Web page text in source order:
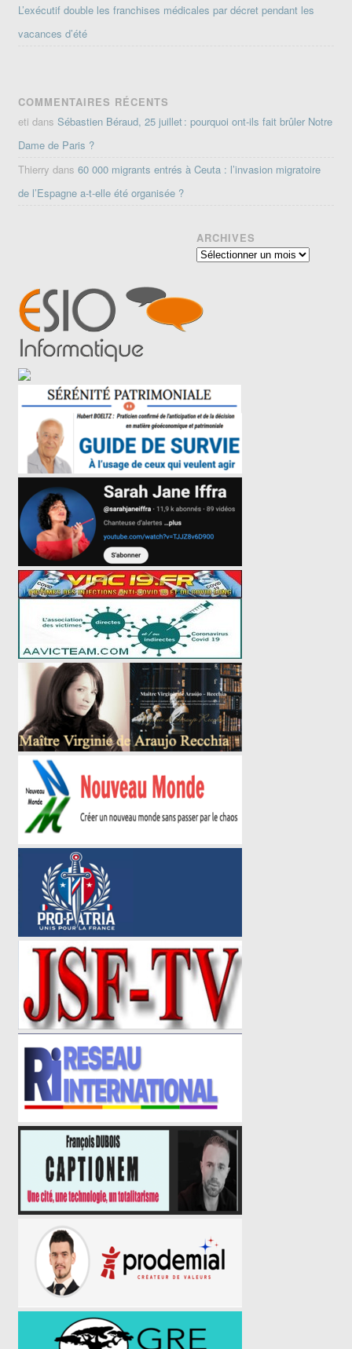
L’exécutif double les franchises médicales par décret pendant les
vacances d’été
COMMENTAIRES RÉCENTS
eti dansSébastien Béraud, 25 juillet : pourquoi ont-ils fait brûler Notre
Dame de Paris ?
Thierry dans60 000 migrants entrés à Ceuta : l’invasion migratoire
de l’Espagne a-t-elle été organisée ?
ARCHIVES
Archives